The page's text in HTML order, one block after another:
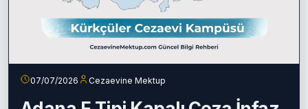
07/07/2026 Cezaevine Mektup